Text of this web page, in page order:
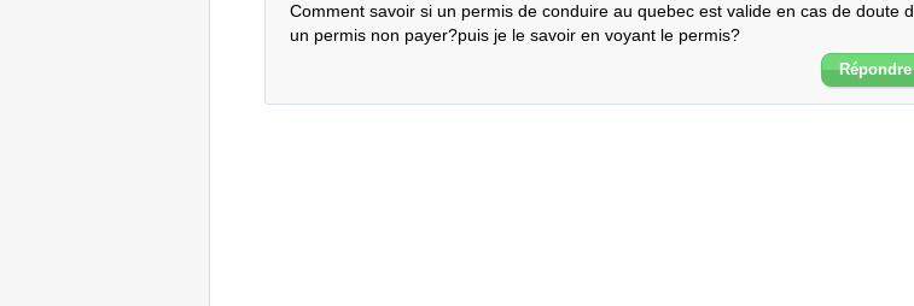
Comment savoir si un permis de conduire au quebec est valide en cas de doute d
un permis non payer?puis je le savoir en voyant le permis?
Répondre